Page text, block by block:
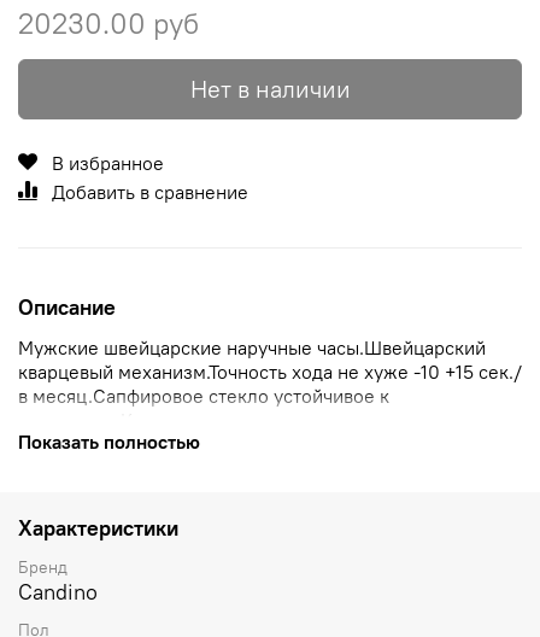
20230.00 руб
Нет в наличии
В избранное
Добавить в сравнение
Описание
Мужские швейцарские наручные часы.Швейцарский
кварцевый механизм.Точность хода не хуже -10 +15 сек./
в месяц.Сапфировое стекло устойчивое к
сплава 316L с высокими антикоррозийными
Показать полностью
Характеристики
Бренд
Candino
Пол